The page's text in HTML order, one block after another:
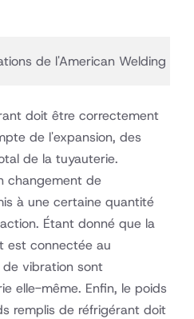
de l'American Welding
doit être correctement
de l'expansion, des
de la tuyauterie.
changement de
à une certaine quantité
Étant donné que la
est connectée au
de vibration sont
elle-même. Enfin, le poids
remplis de réfrigérant doit